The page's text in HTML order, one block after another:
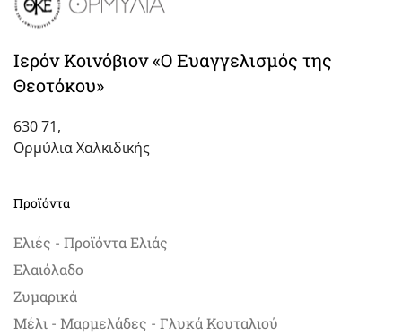
Ιερόν Κοινόβιον «Ο Ευαγγελισμός της
Θεοτόκου»
630 71,
Ορμύλια Χαλκιδικής
Προϊόντα
Ελιές - Προϊόντα Ελιάς
Ελαιόλαδο
Ζυμαρικά
Μέλι - Μαρμελάδες - Γλυκά Κουταλιού